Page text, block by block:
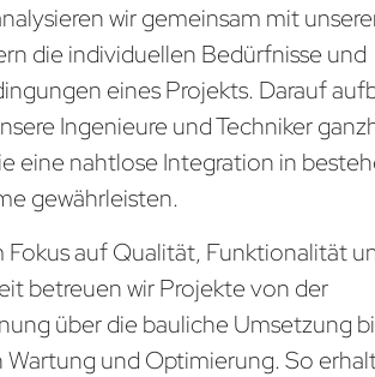
wir gemeinsam mit
die individuellen Bedürfnisse und
eines Projekts. Darauf
Ingenieure und Techniker
eine nahtlose Integration in
gewährleisten.
Fokus auf Qualität, Funktionalität
betreuen wir Projekte von der
über die bauliche Umsetzung
Wartung und Optimierung. So